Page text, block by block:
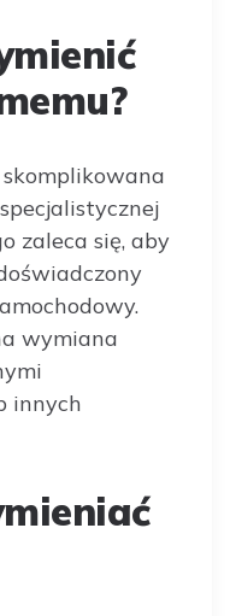
zaleca się, aby
wymiana
innych